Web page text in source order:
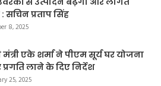
सचिन प्रताप सिंह
8, 2025
मंत्री एके शर्मा ने पीएम सूर्य घर योजना
लाने के दिए निर्देश
25, 2025